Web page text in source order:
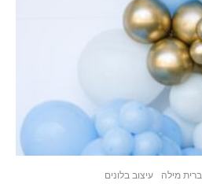
ברית מילה עיצוב בלונים